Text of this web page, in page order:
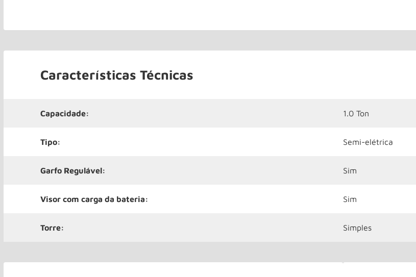
Características Técnicas
Capacidade: 1.0 Ton
Tipo: Semi-elétrica
Garfo Regulável: Sim
Visor com carga da bateria: Sim
Torre: Simples